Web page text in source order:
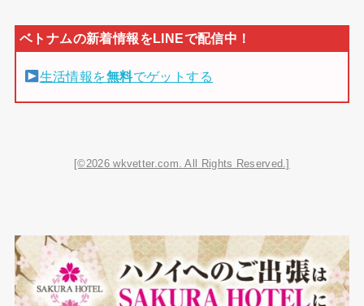
生活情報を無料でゲットする
[©2026 wkvetter.com. All Rights Reserved.]